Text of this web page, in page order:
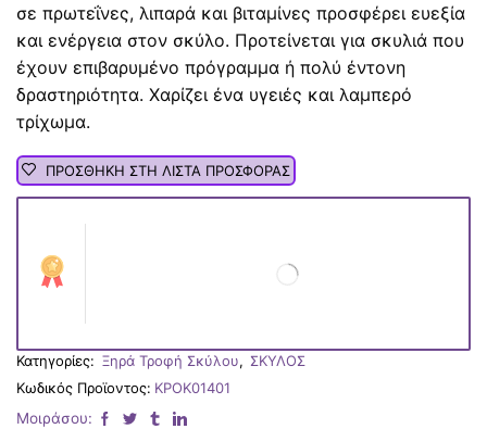
σε πρωτεΐνες, λιπαρά και βιταμίνες προσφέρει ευεξία
και ενέργεια στον σκύλο. Προτείνεται για σκυλιά που
έχουν επιβαρυμένο πρόγραμμα ή πολύ έντονη
δραστηριότητα. Χαρίζει ένα υγειές και λαμπερό
τρίχωμα.
ΠΡΟΣΘΗΚΗ ΣΤΗ ΛΙΣΤΑ ΠΡΟΣΦΟΡΑΣ
Κατηγορίες: Ξηρά Τροφή Σκύλου, ΣΚΥΛΟΣ
Κωδικός Προϊοντος: ΚΡΟΚ01401
Μοιράσου: